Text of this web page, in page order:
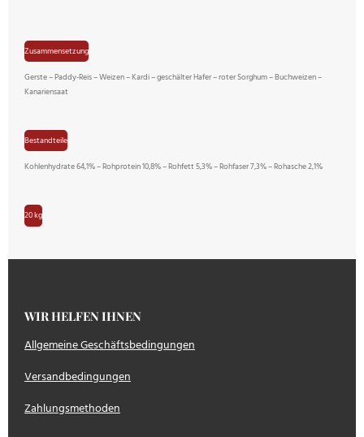
Zusammensetzung
Gerste – Paddy-Reis – Weizen – Kardi – geschälter Hafer – roter Sorghum – Buchweizen –
Kanariensaat
Bestandteile
Kohlenhydrate 64,1% – Rohprotein 10,8% – Rohfett 5,3% – Rohfaser 7,3% – Rohasche 2,1%
20 kg
WIR HELFEN IHNEN
Allgemeine Geschäftsbedingungen
Versandbedingungen
Zahlungsmethoden